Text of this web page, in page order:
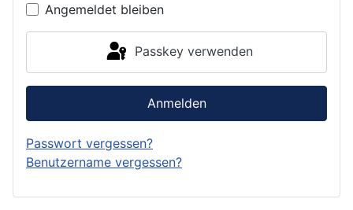
Angemeldet bleiben
Passkey verwenden
Anmelden
Passwort vergessen?
Benutzername vergessen?